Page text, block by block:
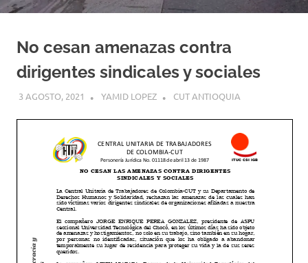
No cesan amenazas contra
dirigentes sindicales y sociales
3 AGOSTO, 2021 YAMID LOPEZ CUT ANTIOQUIA